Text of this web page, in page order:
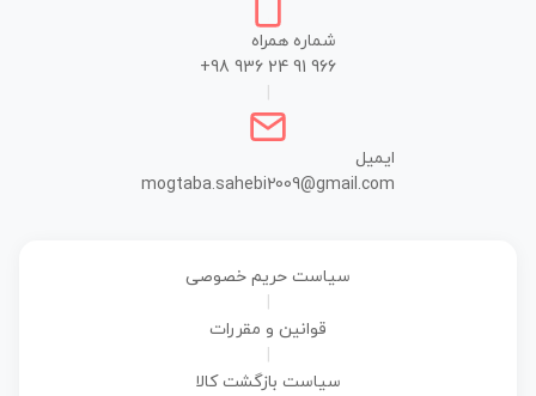
شماره همراه
+98 936 24 91 966
ایمیل
mogtaba.sahebi2009@gmail.com
سیاست حریم خصوصی
قوانین و مقررات
سیاست بازگشت کالا